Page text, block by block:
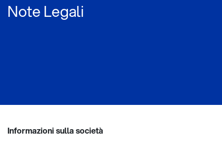
Note Legali
Informazioni sulla società